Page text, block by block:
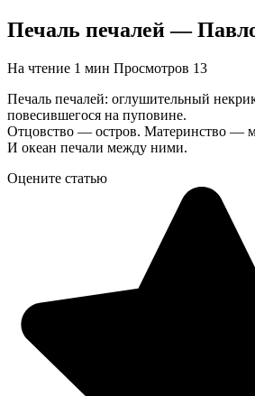
Печаль печалей —
На чтение 1 мин Просмотров 13
Печаль печалей: оглушительный
повесившегося на пуповине.
Отцовство — остров. Материнство —
И океан печали между ними.
Оцените статью